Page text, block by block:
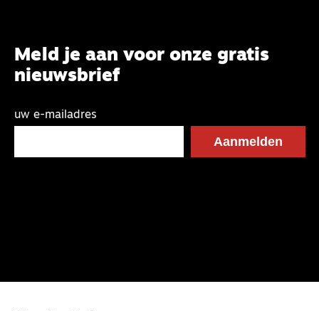
Meld je aan voor onze gratis
nieuwsbrief
uw e-mailadres